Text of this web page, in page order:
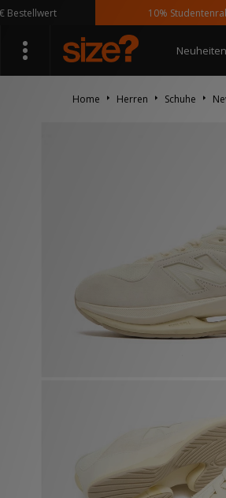
10% Studentenrabatt
Neuheiten
Home Herren Schuhe